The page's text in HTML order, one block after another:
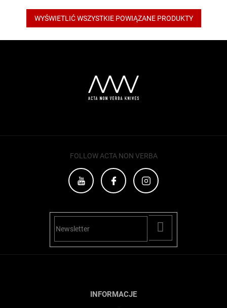
WYŚWIETLIĆ WSZYSTKIE POWIĄZANE PRODUKTY
FOLLOW ACTA NON VERBA
SE
INFORMACJE